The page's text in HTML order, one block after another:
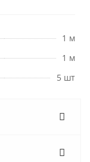
1 м
1 м
5 шт